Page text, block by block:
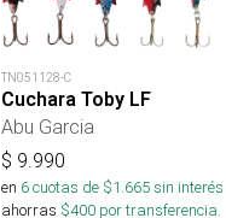
TN051128-C
Cuchara Toby LF
Abu Garcia
$ 9.990
en 6cuotas de $1.665sin interés
ahorras $400 por transferencia.